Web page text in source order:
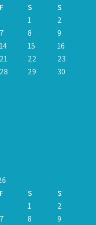
F S
S
1
2
7 8
9
14 15
16
21 22
23
28 29
30
F S
S
1
2
7 8 9